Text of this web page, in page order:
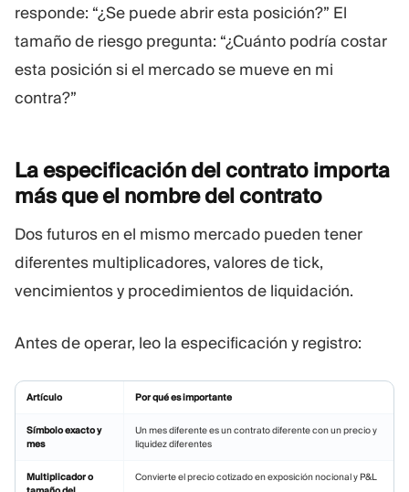
responde: “¿Se puede abrir esta posición?” El
tamaño de riesgo pregunta: “¿Cuánto podría costar
esta posición si el mercado se mueve en mi
contra?”
La especificación del contrato importa
más que el nombre delcontrato
Dos futuros en el mismo mercado pueden tener
diferentes multiplicadores, valores de tick,
vencimientos y procedimientos de liquidación.
Antes de operar, leo la especificación y registro:
Artículo Por qué es importante
Símbolo exacto y
mes
Un mes diferente es un contrato diferente con un precio y
liquidez diferentes
Multiplicador o
Convierte el precio cotizado en exposición nocional y P&L